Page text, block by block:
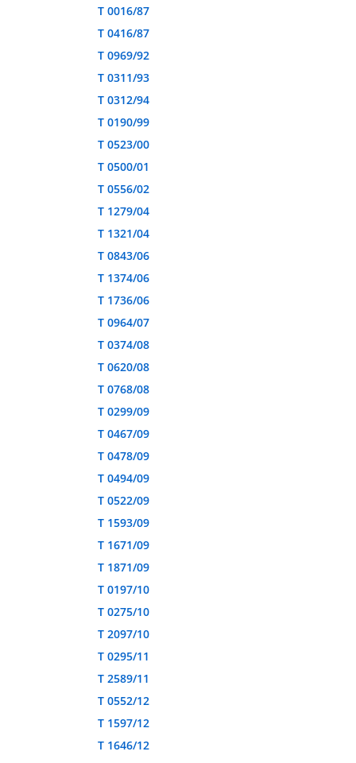
T 0016/87
T 0416/87
T 0969/92
T 0311/93
T 0312/94
T 0190/99
T 0523/00
T 0500/01
T 0556/02
T 1279/04
T 1321/04
T 0843/06
T 1374/06
T 1736/06
T 0964/07
T 0374/08
T 0620/08
T 0768/08
T 0299/09
T 0467/09
T 0478/09
T 0494/09
T 0522/09
T 1593/09
T 1671/09
T 1871/09
T 0197/10
T 0275/10
T 2097/10
T 0295/11
T 2589/11
T 0552/12
T 1597/12
T 1646/12